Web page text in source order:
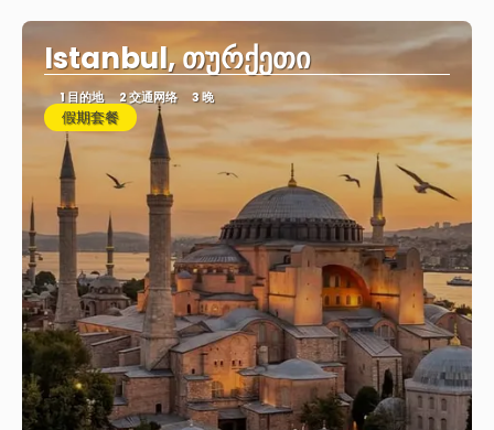
Istanbul, თურქეთი
1 目的地 2 交通网络 3 晚
假期套餐